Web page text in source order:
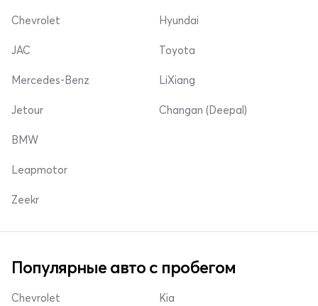
Chevrolet Hyundai
JAC
Mercedes-Benz
Jetour
Toyota
LiXiang
Changan (Deepal)
BMW
Leapmotor
Zeekr
Популярные авто с пробегом
Chevrolet Kia